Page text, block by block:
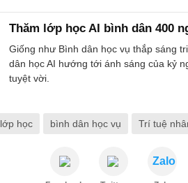
Thăm lớp học AI bình dân 400
Giống như Bình dân học vụ thắp sáng
dân học AI hướng tới ánh sáng của kỷ
tuyệt vời.
lớp học bình dân học vụ Trí tuệ
Zalo